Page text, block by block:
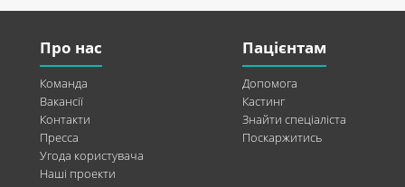
Про нас
Команда
Вакансії
Контакти
Пресса
Угода користувача
Наші проекти
Пацієнтам
Допомога
Кастинг
Знайти спеціаліста
Поскаржитись